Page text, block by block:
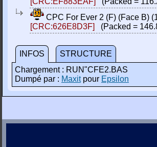
CPC For Ever 2 (F) (Face B)
[CRC:626E8D3F]
(Packed =
INFOS
STRUCTURE
Chargement : RUN"CFE2.BAS
Dumpé par : Maxitpour Epsilon